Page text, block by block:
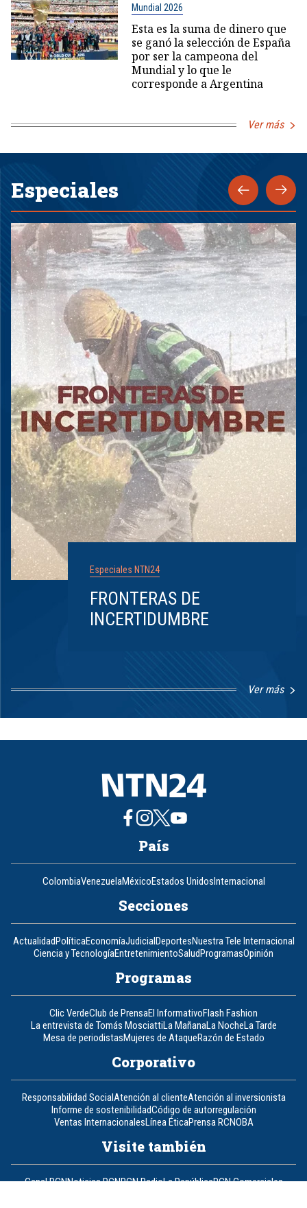
Mundial 2026
Esta es la suma de dinero que
se ganó la selección de España
por ser la campeona del
Mundial y lo que le
corresponde a Argentina
Ver más
Especiales
Especiales NTN24
FRONTERAS DE
INCERTIDUMBRE
Ver más
1
8
País
ColombiaVenezuelaMéxicoEstados UnidosInternacional
Secciones
ActualidadPolíticaEconomíaJudicialDeportesNuestra Tele Internacional
Ciencia y TecnologíaEntretenimientoSaludProgramasOpinión
Programas
Clic VerdeClub de PrensaEl InformativoFlash Fashion
La entrevista de Tomás MosciattiLa MañanaLa NocheLa Tarde
Mesa de periodistasMujeres de AtaqueRazón de Estado
Corporativo
Responsabilidad SocialAtención al clienteAtención al inversionista
Informe de sostenibilidadCódigo de autorregulación
Ventas InternacionalesLínea ÉticaPrensa RCNOBA
Visite también
Canal RCNNoticias RCNRCN RadioLa RepúblicaRCN Comerciales